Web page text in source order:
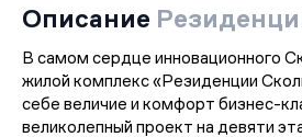
Описание
В самом сердце инновационного
жилой комплекс «Резиденции
себе величие и комфорт бизнес-
великолепный проект на девяти